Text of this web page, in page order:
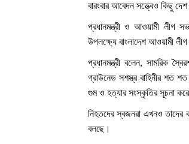
বারংবার আবেদন সত্ত্বেও কিছু
প্রধানমন্ত্রী ও আওয়ামী লীগ
উপলক্ষ্যে বাংলাদেশ আওয়ামী
প্রধানমন্ত্রী বলেন, সামরিক
গ্রাউনেড সশস্ত্র বাহিনীর শত শত
গুম ও হত্যার সংস্কৃতির সূচনা
নিহতদের স্বজনরা এখনও তাদের
বলছে।